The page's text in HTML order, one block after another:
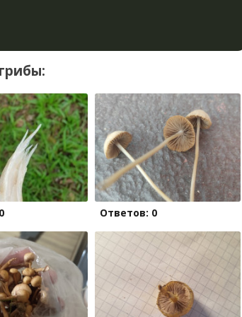
Ответов: 0